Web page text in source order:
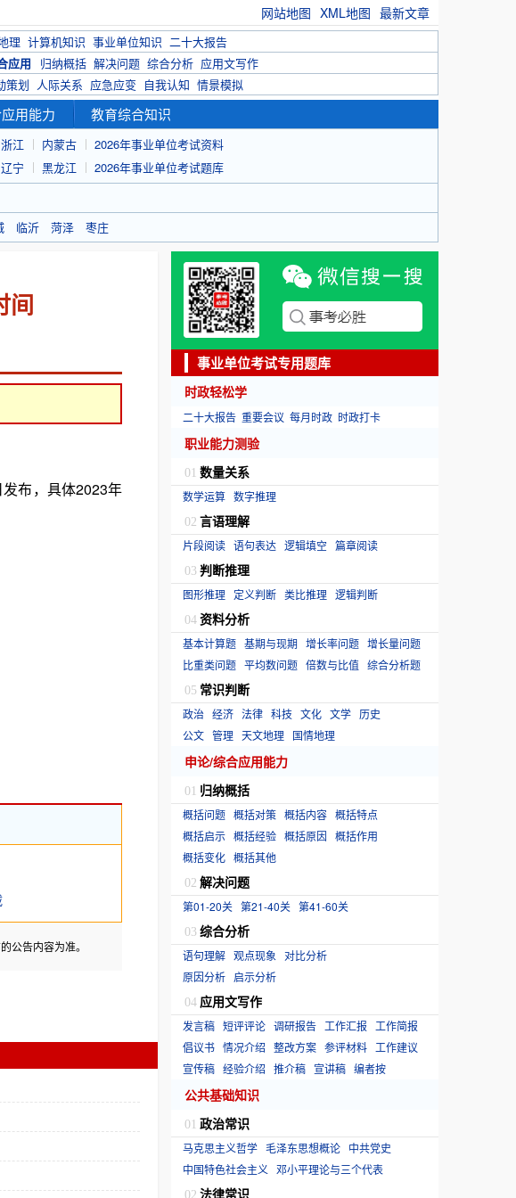
网站地图 XML地图 最新文章
理 计算机知识 事业单位知识 二十大报告
应用 归纳概括 解决问题 综合分析 应用文写作
策划 人际关系 应急应变 自我认知 情景模拟
用能力 教育综合知识
浙江 内蒙古
2026年事业单位考试资料
辽宁 黑龙江
2026年事业单位考试题库
临沂 菏泽 枣庄
间
布，具体2023年
公告内容为准。
事业单位考试专用题库
时政轻松学
二十大报告 重要会议 每月时政 时政打卡
职业能力测验
01 数量关系
数学运算 数字推理
02 言语理解
片段阅读 语句表达 逻辑填空 篇章阅读
03 判断推理
图形推理 定义判断 类比推理 逻辑判断
04 资料分析
基本计算题 基期与现期 增长率问题 增长量问题
比重类问题 平均数问题 倍数与比值 综合分析题
05 常识判断
政治 经济 法律 科技 文化 文学 历史
公文 管理 天文地理 国情地理
申论/综合应用能力
01 归纳概括
概括问题 概括对策 概括内容 概括特点
概括启示 概括经验 概括原因 概括作用
概括变化 概括其他
02 解决问题
第01-20关 第21-40关 第41-60关
03 综合分析
语句理解 观点现象 对比分析
原因分析 启示分析
04 应用文写作
发言稿 短评评论 调研报告 工作汇报
工作简报
倡议书 情况介绍 整改方案 参评材料 工作建议
宣传稿 经验介绍 推介稿 宣讲稿 编者按
公共基础知识
01 政治常识
马克思主义哲学 毛泽东思想概论 中共党史
中国特色社会主义 邓小平理论与三个代表
02 法律常识